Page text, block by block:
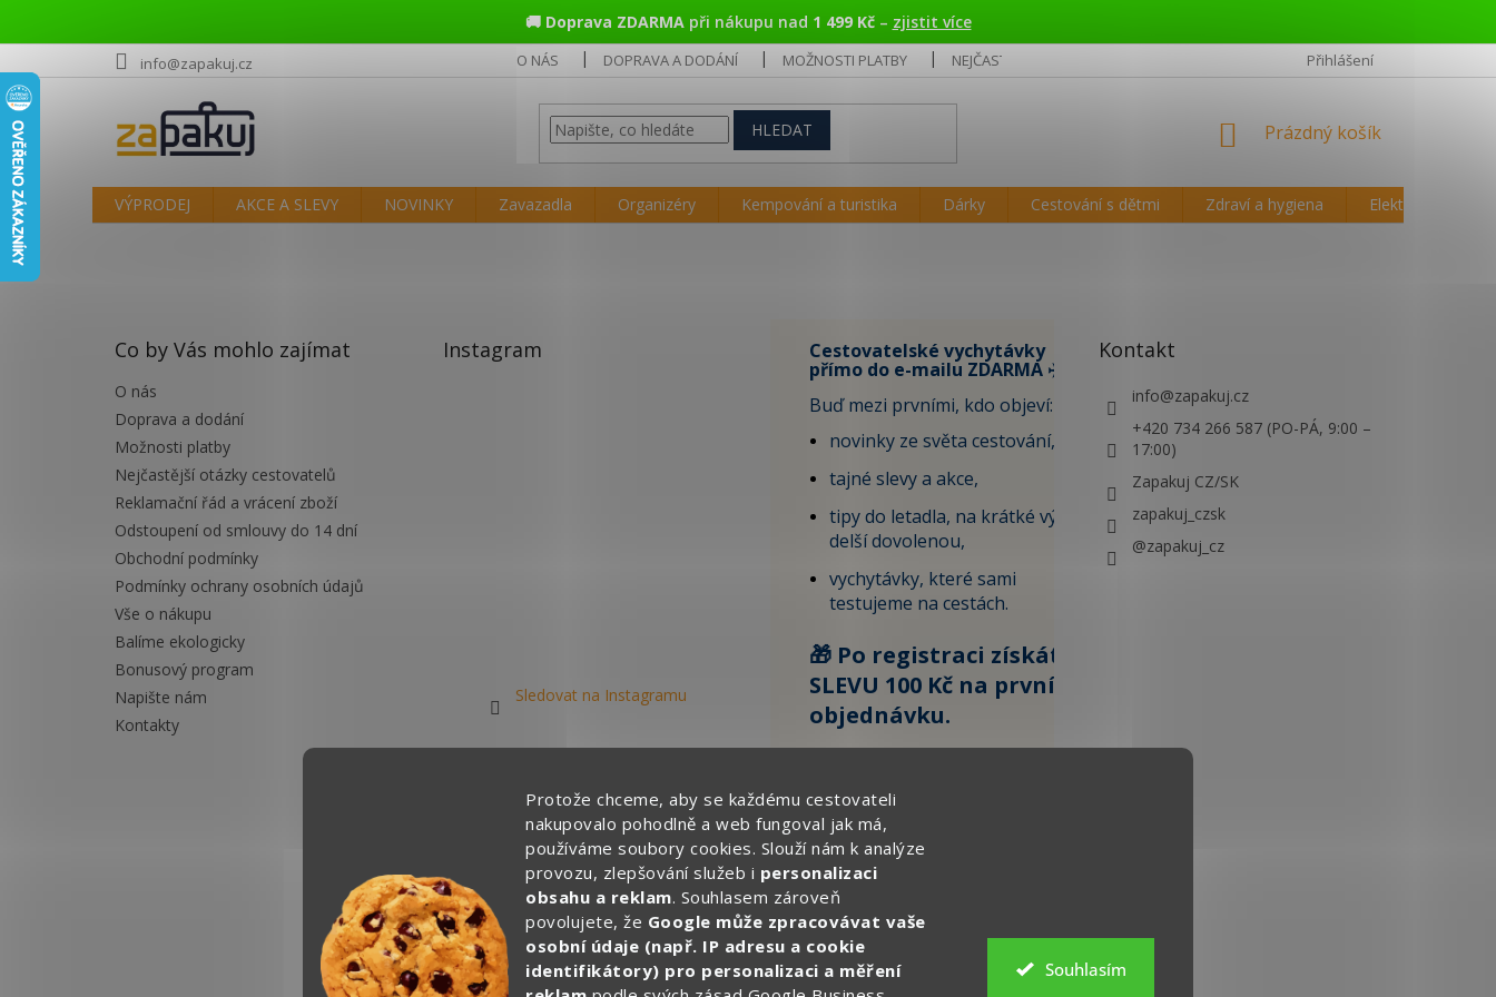
🚚 Doprava ZDARMApři nákupu nad 1 499 Kč– zjistit více
Protože chceme, aby se každému cestovateli
nakupovalo pohodlně a web fungoval jak má,
používáme soubory cookies. Slouží nám k analýze
provozu, zlepšování služeb i personalizaci
obsahu a reklam. Souhlasem zároveň
povolujete, že Google může zpracovávat vaše
osobní údaje (např. IP adresu a cookie
identifikátory) pro personalizaci a měření
Souhlasím
na
obsah
info@zapakuj.cz O NÁS DOPRAVA A DODÁNÍ MOŽNOSTI PLATBY NEJČASTĚJŠÍ OTÁZKY CESTOVATELŮ REKLAMAČNÍ ŘÁD A VRÁCENÍ ZBOŽÍ
Přihlášení
HLEDAT
NÁKUPNÍ
Prázdný košík
VÝPRODEJ AKCE A SLEVY NOVINKY Zavazadla Organizéry Kempování a turistika Dárky Cestování s dětmi Zdraví a hygiena Elektronika
p
Co by Vás mohlo zajímat
O nás
Doprava a dodání
Možnosti platby
Nejčastější otázky cestovatelů
Reklamační řád a vrácení zboží
Odstoupení od smlouvy do 14 dní
Obchodní podmínky
Podmínky ochrany osobních údajů
Vše o nákupu
Balíme ekologicky
Bonusový program
Napište nám
Kontakty
Instagram
Sledovat na Instagramu
Cestovatelské vychytávky
přímo do e-mailu ZDARMA ✈️
Buď mezi prvními, kdo objeví:
novinky ze světa cestování,
tajné slevy a akce,
tipy do letadla, na krátké výlety i
delší dovolenou,
vychytávky, které sami
testujeme na cestách.
🎁 Po registraci získáte
SLEVU 100 Kč na první
objednávku.
CHCI ZÍSKAT SLEVU 100 KČ »
Kontakt
info@zapakuj.cz
+420 734 266 587 (PO-PÁ, 9:00 –
17:00)
Zapakuj CZ/SK
zapakuj_czsk
@zapakuj_cz